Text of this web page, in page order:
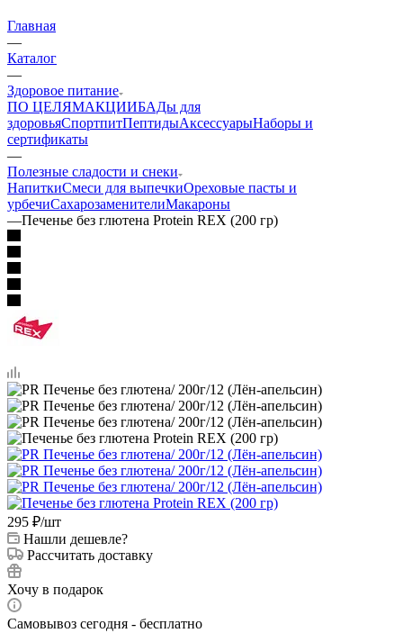
Главная
—
Каталог
—
Здоровое питание
ПО ЦЕЛЯМАКЦИИБАДы для
здоровьяСпортпитПептидыАксессуарыНаборы и
сертификаты
—
Полезные сладости и снеки
НапиткиСмеси для выпечкиОреховые пасты и
урбечиСахарозаменителиМакароны
—Печенье без глютена Protein REX (200 гр)
295 ₽/шт
Нашли дешевле?
Рассчитать доставку
Хочу в подарок
Самовывоз сегодня - бесплатно